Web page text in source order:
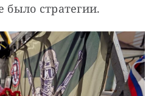
было стратегии.